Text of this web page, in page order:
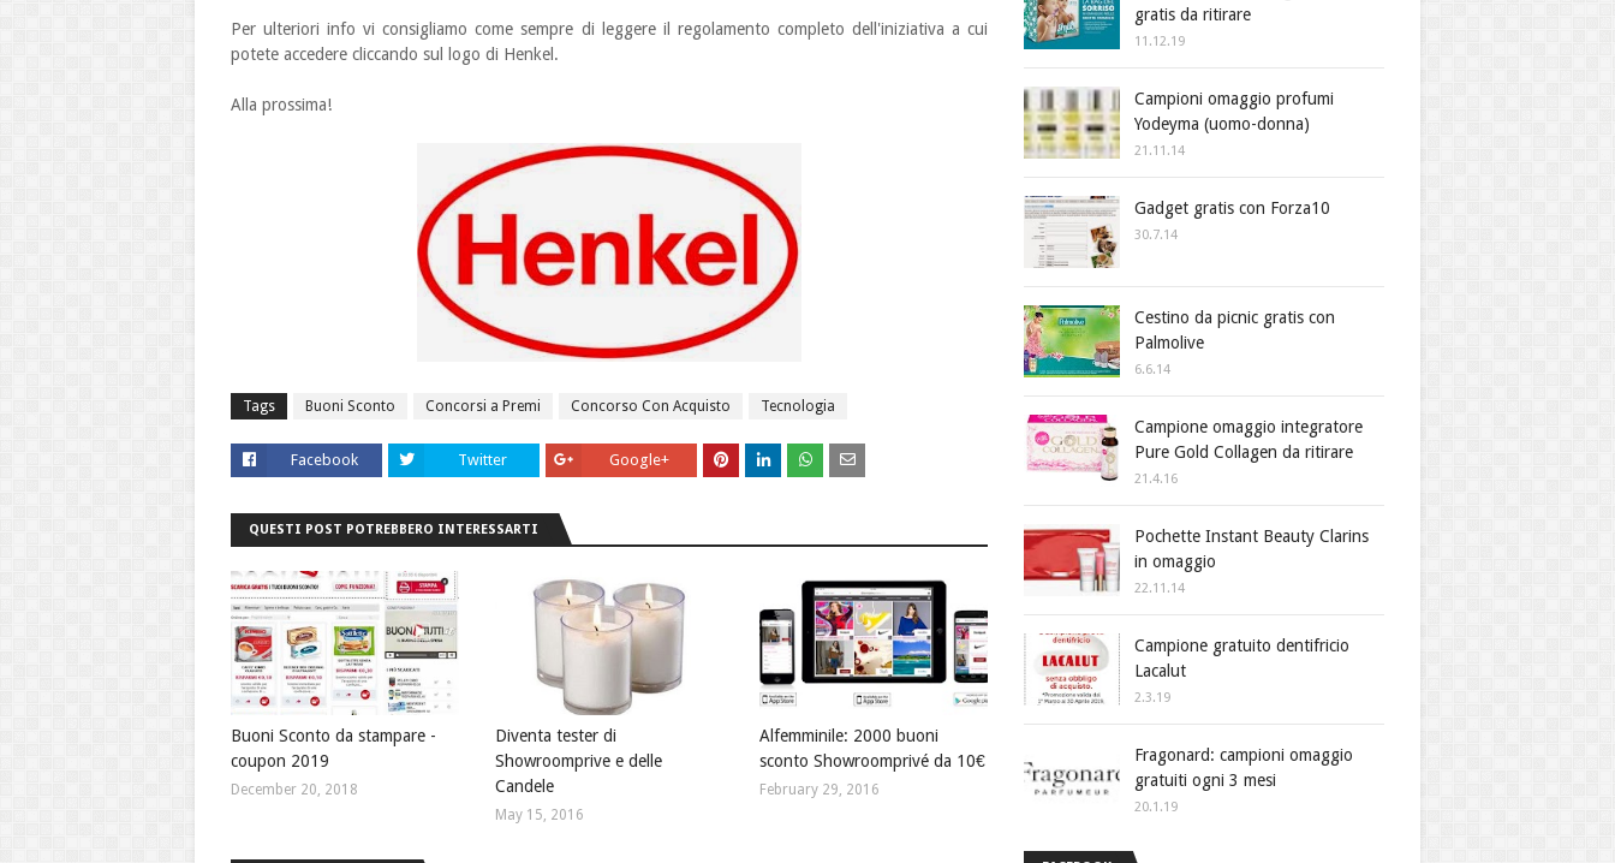
Per ulteriori info vi consigliamo come sempre di leggere il regolamento completo dell'iniziativa a cui
potete accedere cliccando sul logo di Henkel.
Alla prossima!
Tags Buoni Sconto Concorsi a Premi Concorso Con Acquisto Tecnologia
Facebook Twitter Google+
QUESTI POST POTREBBERO INTERESSARTI
Buoni Sconto da stampare -
coupon 2019
December 20, 2018
Diventa tester di
Showroomprive e delle
Candele
May 15, 2016
Alfemminile: 2000 buoni
sconto Showroomprivé da 10€
February 29, 2016
gratis da ritirare
11.12.19
Campioni omaggio profumi
Yodeyma (uomo-donna)
21.11.14
Gadget gratis con Forza10
30.7.14
Cestino da picnic gratis con
Palmolive
6.6.14
Campione omaggio integratore
Pure Gold Collagen da ritirare
21.4.16
Pochette Instant Beauty Clarins
in omaggio
22.11.14
Campione gratuito dentifricio
Lacalut
2.3.19
Fragonard: campioni omaggio
gratuiti ogni 3 mesi
20.1.19